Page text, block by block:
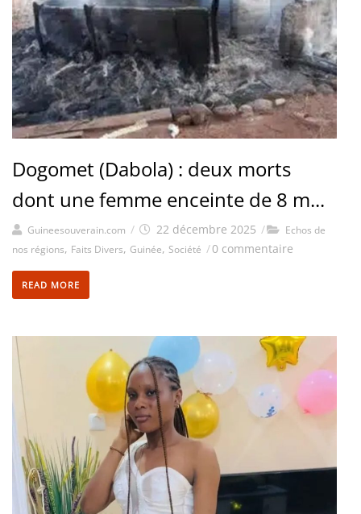
Dogomet (Dabola) : deux morts
dont une femme enceinte de 8 m...
Guineesouverain.com / 22 décembre 2025 /
Echos de
nos régions, Faits Divers, Guinée, Société /0 commentaire
READ MORE